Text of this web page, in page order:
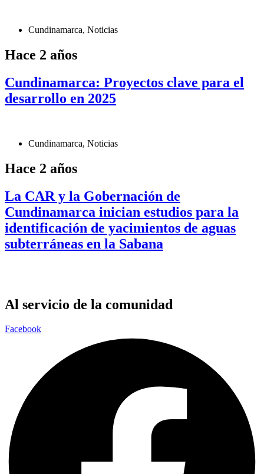
Cundinamarca, Noticias
Hace 2 años
Cundinamarca: Proyectos clave para el
desarrollo en 2025
Cundinamarca, Noticias
Hace 2 años
La CAR y la Gobernación de
Cundinamarca inician estudios para la
identificación de yacimientos de aguas
subterráneas en la Sabana
Al servicio de la comunidad
Facebook